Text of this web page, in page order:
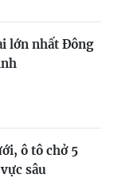
lớn nhất Đông
ô tô chở 5
sâu